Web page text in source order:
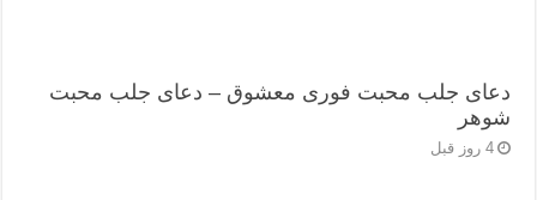
دعای جلب محبت فوری معشوق – دعای جلب محبت
شوهر
4 روز قبل